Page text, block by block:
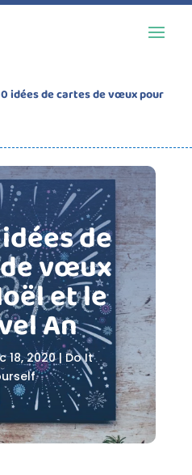
idées de cartes de vœux pour
de
vœux
et le
An
18, 2020|Do It